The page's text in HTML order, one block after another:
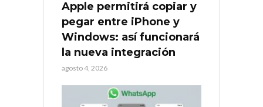
Apple permitirá copiar y
pegar entre iPhone y
Windows: así funcionará
la nueva integración
agosto 4, 2026